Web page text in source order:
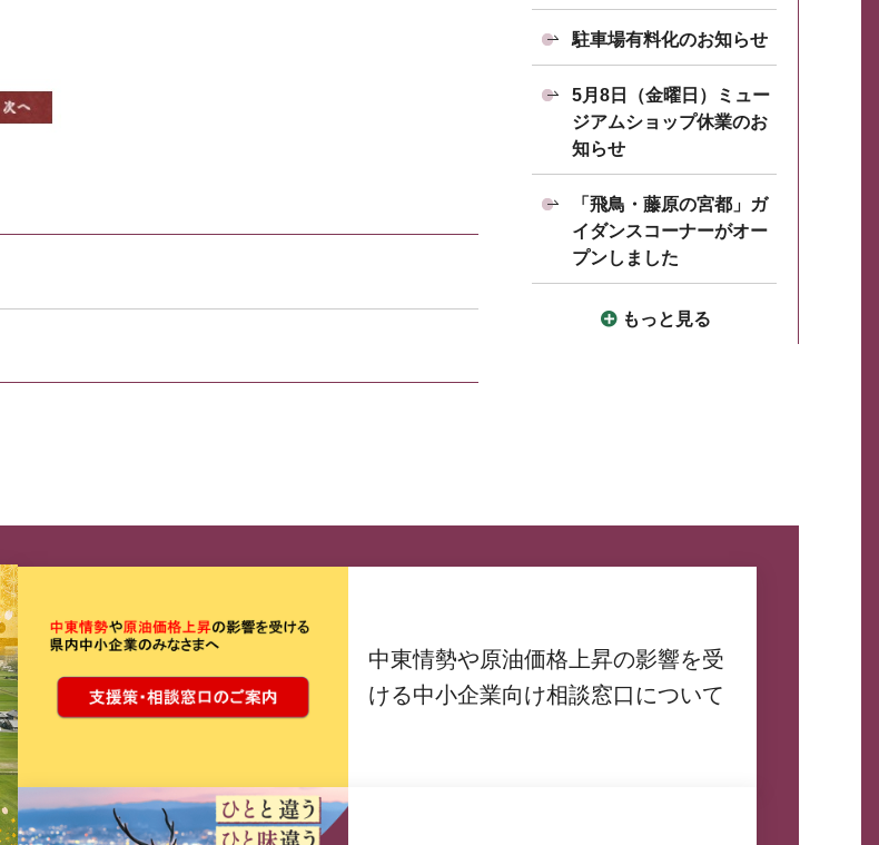
駐車場有料化のお知らせ
5月8日（金曜日）ミュー
ジアムショップ休業のお
知らせ
「飛鳥・藤原の宮都」ガ
イダンスコーナーがオー
プンしました
もっと見る
中東情勢や原油価格上昇の影響を受
ける中小企業向け相談窓口について